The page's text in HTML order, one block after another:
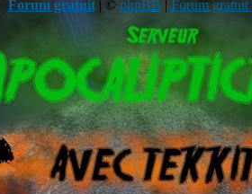
Forum gratuit| © phpBB | Forum gratuit